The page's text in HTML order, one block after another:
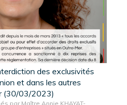
des exclusivités
et dans les autres
(30/03/2023)
par Maître Annie KHAYAT-